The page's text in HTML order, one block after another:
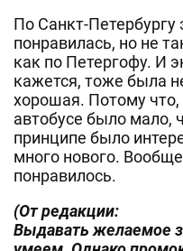
По Санкт-Петербургу
понравилась, но не
как по Петергофу. И
кажется, тоже была
хорошая. Потому что,
автобусе было мало,
принципе было
много нового.
понравилось.
(От редакции:
Выдавать желаемое